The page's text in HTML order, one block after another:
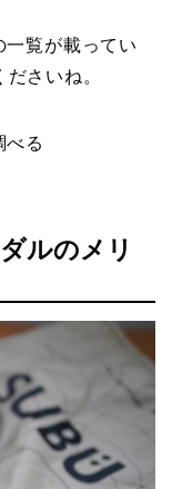
一覧が載ってい
さいね。
べる
ルのメリ